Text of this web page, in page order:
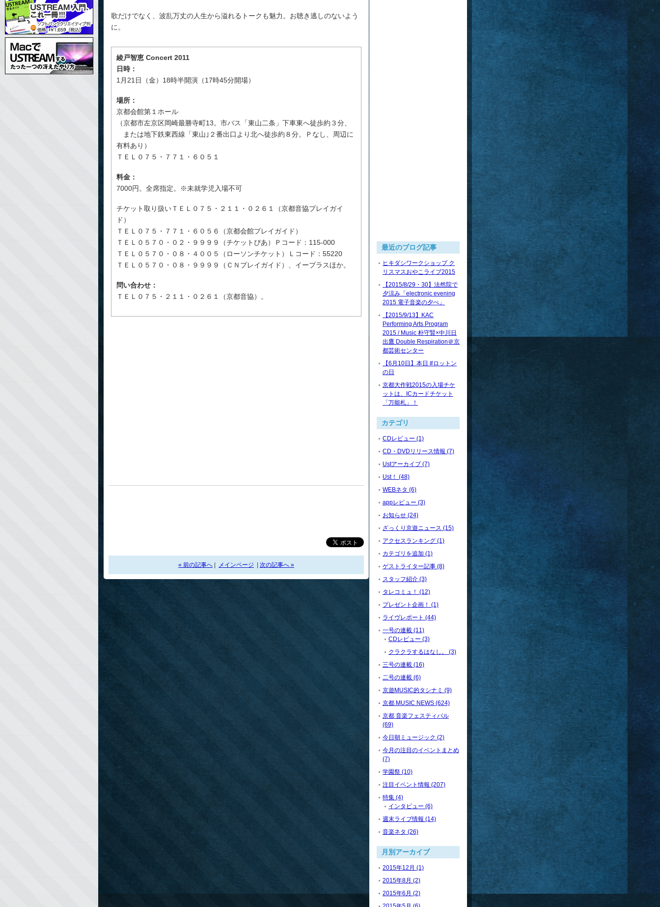
歌だけでなく、波乱万丈の人生から溢れるトークも魅力。お聴き逃しのないよう
に。
綾戸智恵 Concert 2011
日時：
1月21日（金）18時半開演（17時45分開場）
場所：
京都会館第１ホール
（京都市左京区岡崎最勝寺町13。市バス「東山二条」下車東へ徒歩約３分、
または地下鉄東西線「東山｣２番出口より北へ徒歩約８分。Ｐなし、周辺に
有料あり）
ＴＥＬ０７５・７７１・６０５１
料金：
7000円。全席指定。※未就学児入場不可
チケット取り扱いＴＥＬ０７５・２１１・０２６１（京都音協プレイガイ
ド）
ＴＥＬ０７５・７７１・６０５６（京都会館プレイガイド）
ＴＥＬ０５７０・０２・９９９９（チケットぴあ）Ｐコード：115-000
ＴＥＬ０５７０・０８・４００５（ローソンチケット）Ｌコード：55220
ＴＥＬ０５７０・０８・９９９９（ＣＮプレイガイド）、イープラスほか。
問い合わせ：
ＴＥＬ０７５・２１１・０２６１（京都音協）。
« 前の記事へ メインページ 次の記事へ »
最近のブログ記事
ヒキダシワークショップ ク
リスマスおやこライブ2015
【2015/8/29・30】法然院で
夕涼み「electronic evening
2015 電子音楽の夕べ」
【2015/9/13】KAC
Performing Arts Program
2015 / Music 朴守賢×中川日
出鷹 Double Respiration＠京
都芸術センター
【6月10日】本日 #ロットン
の日
京都大作戦2015の入場チケ
ットは、ICカードチケット
「万能札」！
カテゴリ
CDレビュー (1)
CD・DVDリリース情報 (7)
Ustアーカイブ (7)
Ust！ (48)
WEBネタ (6)
appレビュー (3)
お知らせ (24)
ざっくり京遊ニュース (15)
アクセスランキング (1)
カテゴリを追加 (1)
ゲストライター記事 (8)
スタッフ紹介 (3)
タレコミュ！ (12)
プレゼント企画！ (1)
ライヴレポート (44)
一号の連載 (11)
CDレビュー (3)
クラクラするはなし。 (3)
三号の連載 (16)
二号の連載 (6)
京遊MUSIC的タシナミ (9)
京都 MUSIC NEWS (624)
京都 音楽フェスティバル
(69)
今日朝ミュージック (2)
今月の注目のイベントまとめ
(7)
学園祭 (10)
注目イベント情報 (207)
特集 (4)
インタビュー (6)
週末ライブ情報 (14)
音楽ネタ (26)
月別アーカイブ
2015年12月 (1)
2015年8月 (2)
2015年6月 (2)